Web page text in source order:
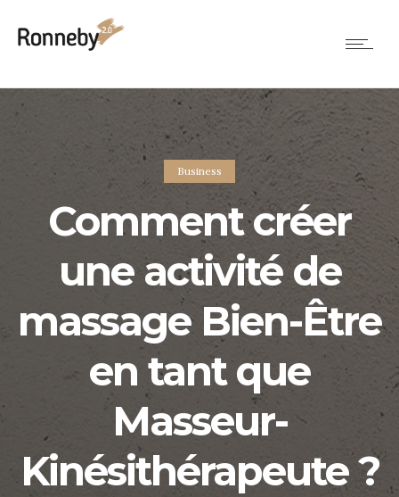
Business
Comment créer
une activité de
massage Bien-Être
en tant que
Masseur-
Kinésithérapeute ?